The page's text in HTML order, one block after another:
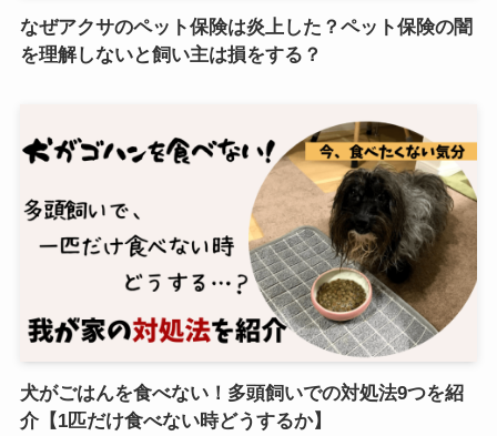
なぜアクサのペット保険は炎上した？ペット保険の闇
を理解しないと飼い主は損をする？
犬がごはんを食べない！多頭飼いでの対処法9つを紹
介【1匹だけ食べない時どうするか】